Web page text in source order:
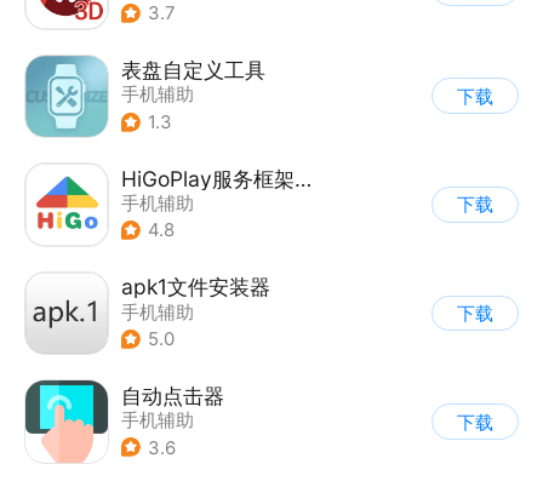
3.7
表盘自定义工具
手机辅助
1.3
下载
HiGoPlay服务框架安装器
手机辅助
4.8
下载
apk1文件安装器
手机辅助
5.0
下载
自动点击器
手机辅助
3.6
下载